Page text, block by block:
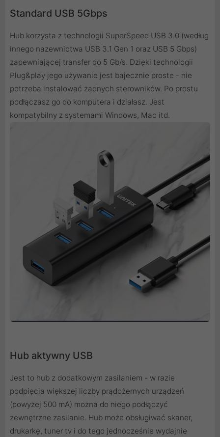
Standard USB 5Gbps
Hub korzysta z technologii SuperSpeed USB 3.0 (według
innego nazewnictwa USB 3.1 Gen 1 oraz USB 5 Gbps)
zapewniającej transfer do 5 Gb/s. Dzięki technologii
Plug&play jego używanie jest bajecznie proste - nie
potrzeba instalować żadnych sterowników. Po prostu
podłączasz go do komputera i działasz. Jest
kompatybilny z systemami Windows, Mac itd.
Hub aktywny USB
Jest to hub z dodatkowym zasilaniem - w razie
podpięcia większej liczby prądożernych urządzeń
(powyżej 500 mA) można do niego podłączyć
zewnętrzne zasilanie. Hub może obsługiwać skaner,
drukarkę, tuner tv i do tego jednocześnie wydajnie